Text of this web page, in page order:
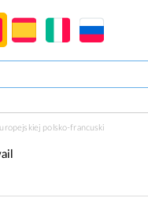
polsko-francuski